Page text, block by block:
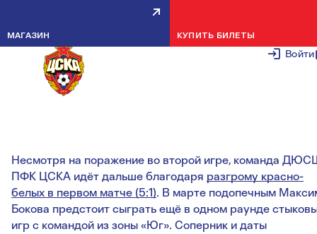
Войти
МАГАЗИН КУПИТЬ БИЛЕТЫ
КОМАНДА БОКОВА ВЫШЛА В
СЛЕДУЮЩИЙ РАУНД ОТБОРА
ПЕРВЕНСТВО РОССИИ
Несмотря на поражение во второй игре, команда
ПФК ЦСКА идёт дальше благодаря разгрому красно-
белых в первом матче (5:1). В марте подопечным
Бокова предстоит сыграть ещё в одном раунде
игр с командой из зоны «Юг». Соперник и даты